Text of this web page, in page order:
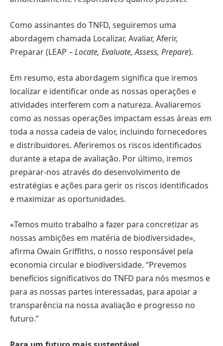
Como assinantes do TNFD, seguiremos uma
abordagem chamada Localizar, Avaliar, Aferir,
Preparar (LEAP –Locate, Evaluate, Assess, Prepare).
Em resumo, esta abordagem significa que iremos
localizar e identificar onde as nossas operações e
atividades interferem com a natureza. Avaliaremos
como as nossas operações impactam essas áreas em
toda a nossa cadeia de valor, incluindo fornecedores
e distribuidores. Aferiremos os riscos identificados
durante a etapa de avaliação. Por último, iremos
preparar-nos através do desenvolvimento de
estratégias e ações para gerir os riscos identificados
e maximizar as oportunidades.
«Temos muito trabalho a fazer para concretizar as
nossas ambições em matéria de biodiversidade»,
afirma Owain Griffiths, o nosso responsável pela
economia circular e biodiversidade. “Prevemos
benefícios significativos do TNFD para nós mesmos e
para as nossas partes interessadas, para apoiar a
transparência na nossa avaliação e progresso no
futuro.”